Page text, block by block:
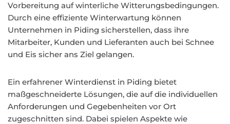
Vorbereitung auf winterliche Witterungsbedingungen.
Durch eine effiziente Winterwartung können
Unternehmen in Piding sicherstellen, dass ihre
Mitarbeiter, Kunden und Lieferanten auch bei Schnee
und Eis sicher ans Ziel gelangen.
Ein erfahrener Winterdienst in Piding bietet
maßgeschneiderte Lösungen, die auf die individuellen
Anforderungen und Gegebenheiten vor Ort
zugeschnitten sind. Dabei spielen Aspekte wie